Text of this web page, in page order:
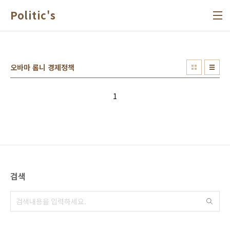
Politic's
오바마 롬니 경제정책
1
검색